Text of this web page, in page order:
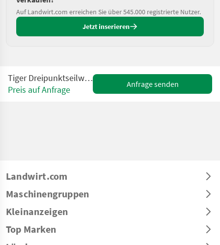
Auf Landwirt.com erreichen Sie über 545.000 registrierte Nutzer.
Jetzt inserieren
Tiger Dreipunktseilwinde 8to 2,2m Schild
Preis auf Anfrage
Anfrage senden
Landwirt.com
Maschinengruppen
Kleinanzeigen
Top Marken